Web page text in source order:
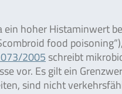
hoher Histaminwert
food
2005 schreibt
vor. Es gilt ein
sind nicht